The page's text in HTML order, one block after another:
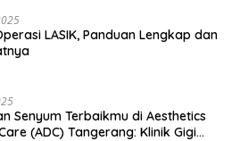
LASIK, Panduan Lengkap dan
Senyum Terbaikmu di Aesthetics
(ADC) Tangerang: Klinik Gigi